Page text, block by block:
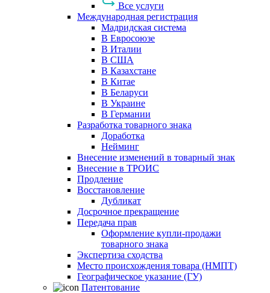
Все услуги
Международная регистрация
Мадридская система
В Евросоюзе
В Италии
В США
В Казахстане
В Китае
В Беларуси
В Украине
В Германии
Разработка товарного знака
Доработка
Нейминг
Внесение изменений в товарный знак
Внесение в ТРОИС
Продление
Восстановление
Дубликат
Досрочное прекращение
Передача прав
Оформление купли-продажи
товарного знака
Экспертиза сходства
Место происхождения товара (НМПТ)
Географическое указание (ГУ)
Патентование